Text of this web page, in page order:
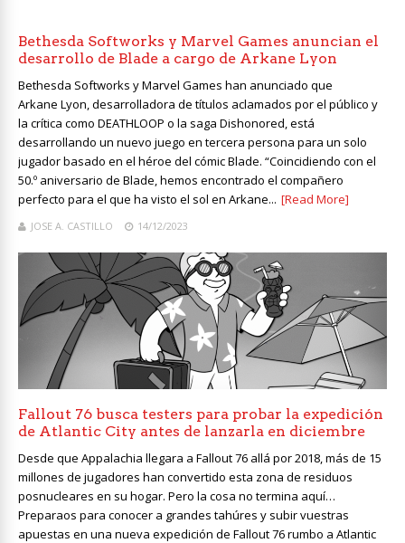
Bethesda Softworks y Marvel Games anuncian el
desarrollo de Blade a cargo de Arkane Lyon
Bethesda Softworks y Marvel Games han anunciado que
Arkane Lyon, desarrolladora de títulos aclamados por el público y
la crítica como DEATHLOOP o la saga Dishonored, está
desarrollando un nuevo juego en tercera persona para un solo
jugador basado en el héroe del cómic Blade. “Coincidiendo con el
50.º aniversario de Blade, hemos encontrado el compañero
perfecto para el que ha visto el sol en Arkane... [Read More]
JOSE A. CASTILLO 14/12/2023
Fallout 76 busca testers para probar la expedición
de Atlantic City antes de lanzarla en diciembre
Desde que Appalachia llegara a Fallout 76 allá por 2018, más de 15
millones de jugadores han convertido esta zona de residuos
posnucleares en su hogar. Pero la cosa no termina aquí…
Preparaos para conocer a grandes tahúres y subir vuestras
apuestas en una nueva expedición de Fallout 76 rumbo a Atlantic